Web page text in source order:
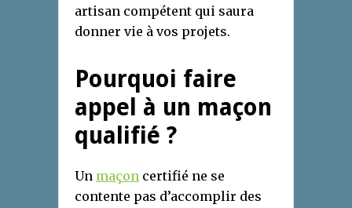
artisan compétent qui saura
donner vie à vos projets.
Pourquoi faire
appel à un maçon
qualifié ?
Un maçon certifié ne se
contente pas d’accomplir des